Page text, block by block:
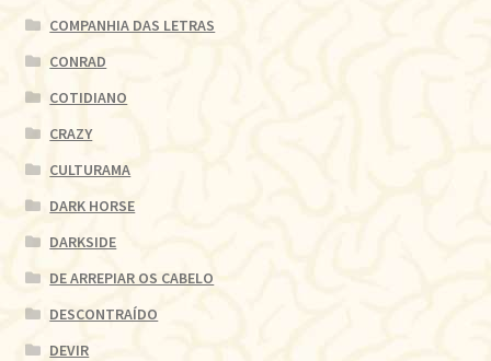
COMPANHIA DAS LETRAS
CONRAD
COTIDIANO
CRAZY
CULTURAMA
DARK HORSE
DARKSIDE
DE ARREPIAR OS CABELO
DESCONTRAÍDO
DEVIR